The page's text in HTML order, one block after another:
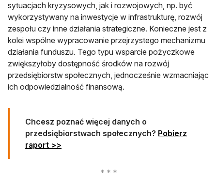
sytuacjach kryzysowych, jak i rozwojowych, np. być
wykorzystywany na inwestycje w infrastrukturę, rozwój
zespołu czy inne działania strategiczne. Konieczne jest z
kolei wspólne wypracowanie przejrzystego mechanizmu
działania funduszu. Tego typu wsparcie pożyczkowe
zwiększyłoby dostępność środków na rozwój
przedsiębiorstw społecznych, jednocześnie wzmacniając
ich odpowiedzialność finansową.
Chcesz poznać więcej danych o
przedsiębiorstwach społecznych? Pobierz
raport >>